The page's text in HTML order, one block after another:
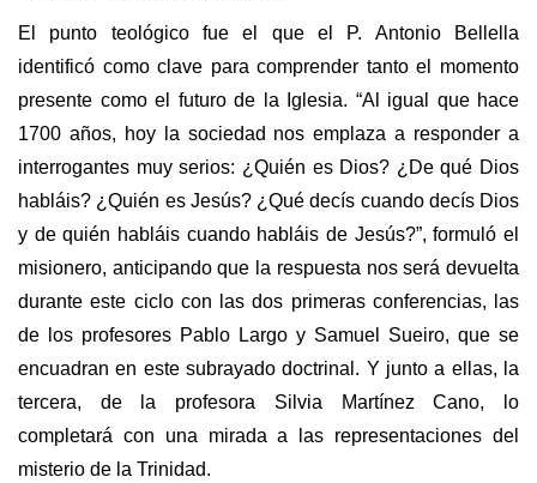
El punto teológico fue el que el P. Antonio Bellella
identificó como clave para comprender tanto el momento
presente como el futuro de la Iglesia. “Al igual que hace
1700 años, hoy la sociedad nos emplaza a responder a
interrogantes muy serios: ¿Quién es Dios? ¿De qué Dios
habláis? ¿Quién es Jesús? ¿Qué decís cuando decís Dios
y de quién habláis cuando habláis de Jesús?”, formuló el
misionero, anticipando que la respuesta nos será devuelta
durante este ciclo con las dos primeras conferencias, las
de los profesores Pablo Largo y Samuel Sueiro, que se
encuadran en este subrayado doctrinal. Y junto a ellas, la
tercera, de la profesora Silvia Martínez Cano, lo
completará con una mirada a las representaciones del
misterio de la Trinidad.